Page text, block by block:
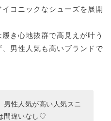
コニックなシューズを展開
き心地抜群で高見えが叶う
男性人気も高いブランドで
男性人気が高い人気スニ
間違いなし♡